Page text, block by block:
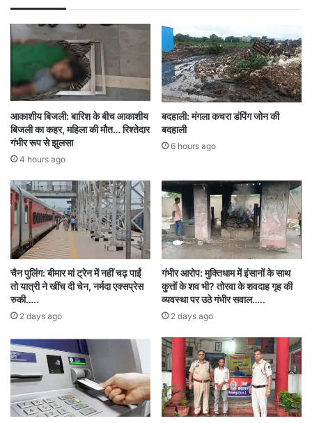
आदि सेवा केन्द्रों में होगा समस्याओं का निराकरण
लोगों को छोटे-छोटे कामों के लिए सरकारी दफ्तरों के चक्कर
न लगाने पड़ें, इसके लिए विशेष “आदि सेवा केन्द्र” बनाए
जाएंगे। यहां राशन, पेंशन और सामाजिक सुरक्षा योजनाओं से
जुड़ी समस्याओं का मौके पर समाधान किया जाएगा। बुजुर्गों,
विधवाओं और दिव्यांगों को योजनाओं का लाभ तत्काल दिलाने
की व्यवस्था भी की जाएगी।
डिजिटल निगरानी और जनसहभागिता पर जोर
अभियान की मॉनिटरिंग डिजिटल माध्यम से की जाएगी। हर
दिन की गतिविधियों की फोटो, वीडियो और हितग्राहियों के
अनुभव “आदि प्रसारण” पोर्टल पर अपलोड किए जाएंगे।
सरकार ने सामाजिक संगठनों, महिला स्व-सहायता समूहों,
एनएसएस और एनसीसी को भी इस अभियान से जोड़ने के
निर्देश दिए हैं, ताकि अधिक से अधिक लोगों तक योजनाओं
का लाभ पहुंचाया जा सके।
आकाशीय बिजली: बारिश के बीच आकाशीय
बिजली का कहर, महिला की मौत… रिश्तेदार
गंभीर रूप से झुलसा
4 hours ago
बदहाली: मंगला कचरा डंपिंग जोन की
बदहाली
6 hours ago
चैन पुलिंग: बीमार मां ट्रेन में नहीं चढ़ पाईं
तो यात्री ने खींच दी चेन, नर्मदा एक्सप्रेस
रुकी…..
2 days ago
गंभीर आरोप: मुक्तिधाम में इंसानों के साथ
कुत्तों के शव भी? तोरवा के शवदाह गृह की
व्यवस्था पर उठे गंभीर सवाल…..
2 days ago